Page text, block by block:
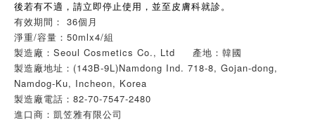
後若有不適，請立即停止使用，並至皮膚科就診。
有效期間： 36個月
淨重/容量：50mlx4/組
製造廠：Seoul Cosmetics Co., Ltd 產地：韓國
製造廠地址：(143B-9L)Namdong Ind. 718-8, Gojan-dong,
Namdog-Ku, Incheon, Korea
製造廠電話：82-70-7547-2480
進口商：凱笠雅有限公司